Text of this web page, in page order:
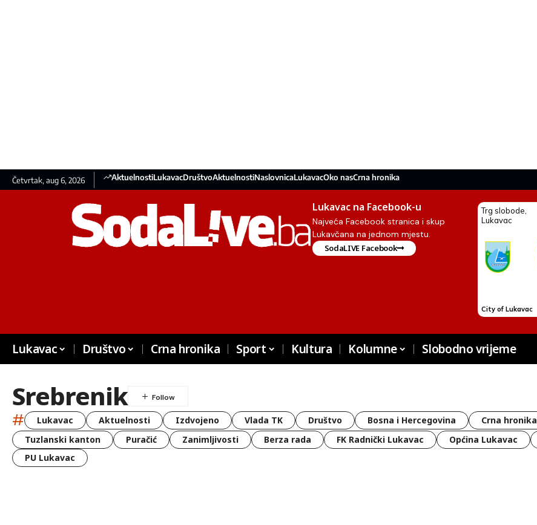
Četvrtak, aug 6, 2026 AktuelnostiLukavacDruštvoAktuelnostiNaslovnicaLukavacOko nasCrna hronika
Lukavac na Facebook-u
Najveća Facebook stranica i skup
Lukavčana na jednom mjestu.
SodaLIVE Facebook
Lukavac Društvo Crna hronika Sport Kultura Kolumne Slobodno vrijeme
Srebrenik
# Lukavac Aktuelnosti Izdvojeno Vlada TK Društvo Bosna i Hercegovina Crna hronika
Tuzlanski kanton
Puračić Zanimljivosti Berza rada FK Radnički Lukavac Općina Lukavac
PU Lukavac